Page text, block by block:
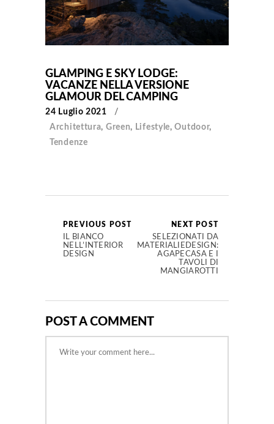
GLAMPING E SKY LODGE:
VACANZE NELLA VERSIONE
GLAMOUR DEL CAMPING
24 Luglio 2021
Architettura, Green, Lifestyle,Outdoor,
Tendenze
PREVIOUS POST
IL BIANCO
NELL’INTERIOR
DESIGN
NEXT POST
SELEZIONATI DA
MATERIALIEDESIGN:
AGAPECASA E I
TAVOLI DI
MANGIAROTTI
POST A COMMENT